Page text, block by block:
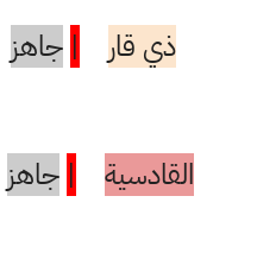
ذي قار | جاهز
القادسية | جاهز